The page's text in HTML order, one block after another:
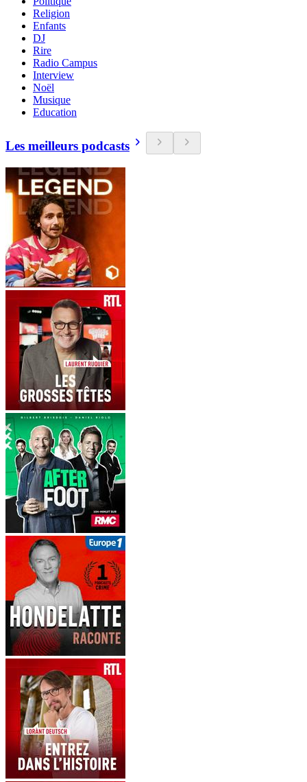
Religion
Enfants
DJ
Rire
Radio Campus
Interview
Noël
Musique
Education
Les meilleurs podcasts